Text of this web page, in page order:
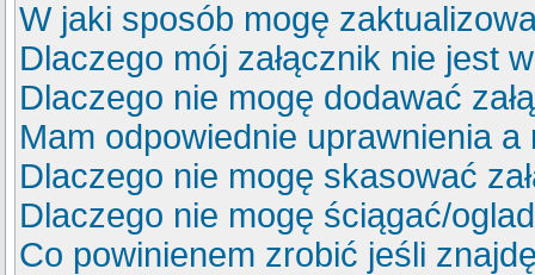
W jaki sposób mogę
Dlaczego mój załącznik nie jest
Dlaczego nie mogę dodawać
Mam odpowiednie uprawnienia
Dlaczego nie mogę skasować
Dlaczego nie mogę ściągać/
Co powinienem zrobić jeśli